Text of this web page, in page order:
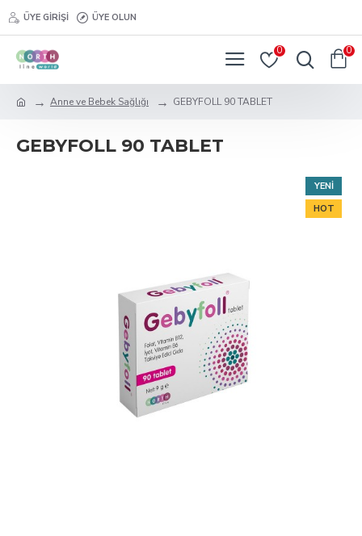
ÜYE GIRIŞI ÜYE OLUN
0 0
Anne ve Bebek Sağlığı GEBYFOLL 90 TABLET
GEBYFOLL 90 TABLET
YENI
HOT